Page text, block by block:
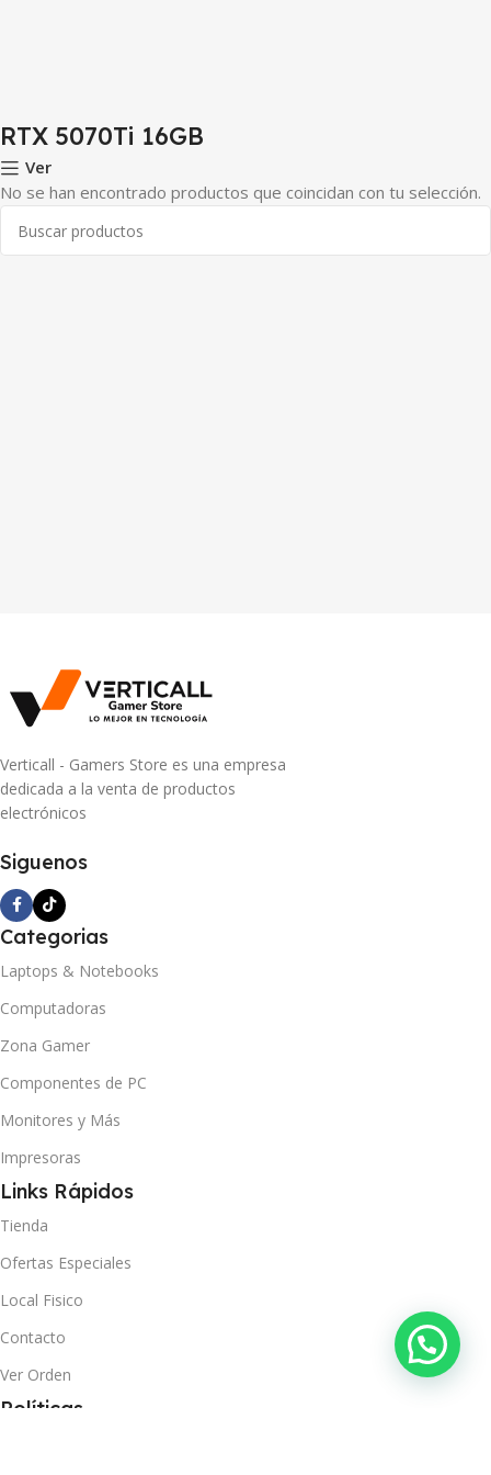
RTX 5070Ti 16GB
Ver
No se han encontrado productos que coincidan con tu selección.
Verticall - Gamers Store es una empresa
dedicada a la venta de productos
electrónicos
Siguenos
Categorias
Laptops & Notebooks
Computadoras
Zona Gamer
Componentes de PC
Monitores y Más
Impresoras
Links Rápidos
Tienda
Ofertas Especiales
Local Fisico
Contacto
Ver Orden
Políticas